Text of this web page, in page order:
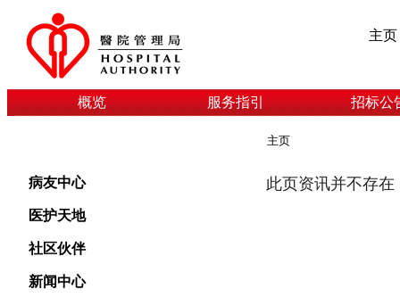
主页
概览 服务指引 招标公
病友中心
医护天地
社区伙伴
新闻中心
主页